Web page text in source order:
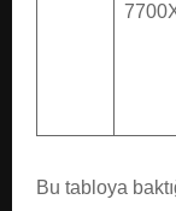
Bu tabloya